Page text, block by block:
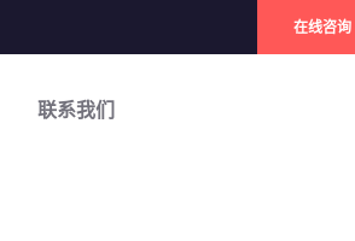
在线咨询
联系我们